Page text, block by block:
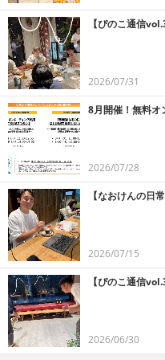
【ぴのこ通信
2026/07/31
8月開催！無料オ
2026/07/28
【なおけんの日
2026/07/15
【ぴのこ通信
2026/06/30